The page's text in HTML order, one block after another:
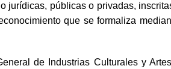
jurídicas, públicas o privadas,
que se formaliza
de Industrias Culturales y